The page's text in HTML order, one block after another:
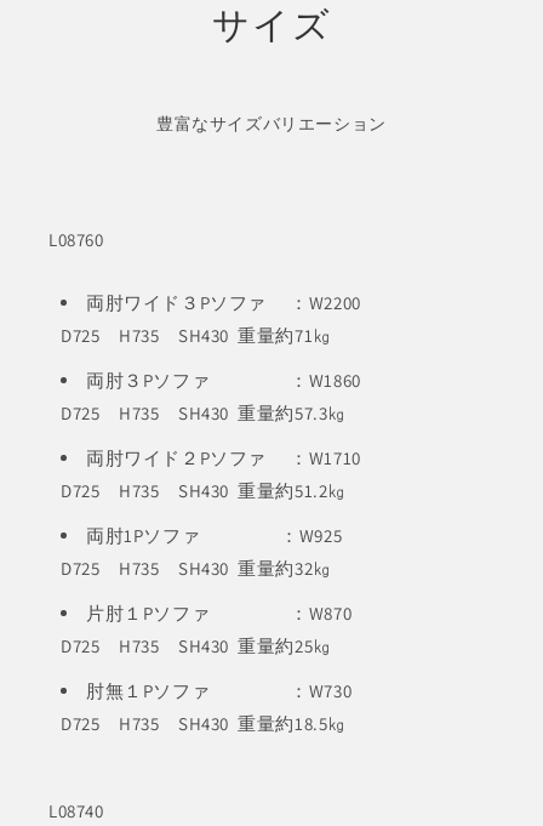
サイズ
豊富なサイズバリエーション
L08760
両肘ワイド３Pソファ ：W2200
D725 H735 SH430 重量約71㎏
両肘３Pソファ ：W1860
D725 H735 SH430 重量約57.3㎏
両肘ワイド２Pソファ ：W1710
D725 H735 SH430 重量約51.2㎏
両肘1Pソファ ：W925
D725 H735 SH430 重量約32㎏
片肘１Pソファ ：W870
D725 H735 SH430 重量約25㎏
肘無１Pソファ ：W730
D725 H735 SH430 重量約18.5㎏
L08740